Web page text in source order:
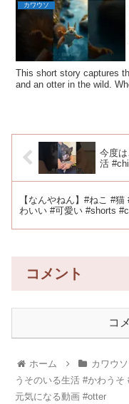
カワウソ
This short story captures
and an otter in the wild.
今度
活
【なんやねん】#ねこ #
わいい #可愛い #shorts
コメント
コ
ホーム カワウソ
うそのいる生活 #かわう
元気になる動画 #otter